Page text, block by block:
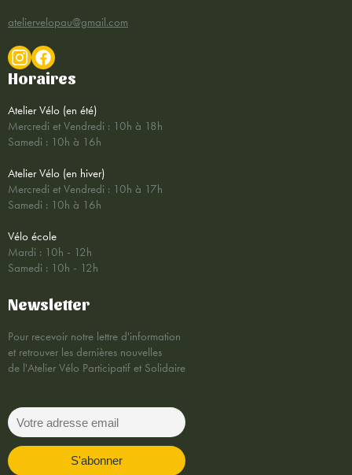
ateliervelopau@gmail.com
Horaires
Atelier Vélo (en été)
Mercredi et Vendredi : 10h à 18h
Samedi : 10h à 16h
Atelier Vélo (en hiver)
Mercredi et Vendredi : 10h à 17h
Samedi : 10h à 16h
Vélo école
Mardi : 10h - 12h
Samedi : 10h - 12h
Newsletter
Pour recevoir notre lettre d'information
et retrouver les dernières nouvelles
de l'Atelier Vélo Participatif et Solidaire